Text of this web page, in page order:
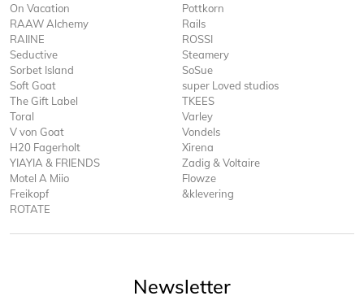
On Vacation
Pottkorn
RAAW Alchemy
Rails
RAIINE
ROSSI
Seductive
Steamery
Sorbet Island
SoSue
Soft Goat
super Loved studios
The Gift Label
TKEES
Toral
Varley
V von Goat
Vondels
H20 Fagerholt
Xirena
YIAYIA & FRIENDS
Zadig & Voltaire
Motel A Miio
Flowze
Freikopf
&klevering
ROTATE
Newsletter